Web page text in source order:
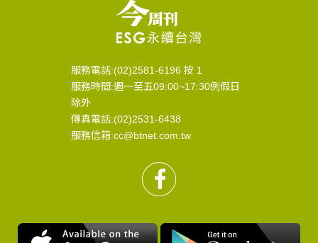
服務電話:(02)2581-6196 按 1
服務時間:週一至五09:00~17:30例假日
除外
傳真電話:(02)2531-6438
服務信箱:cc@btnet.com.tw